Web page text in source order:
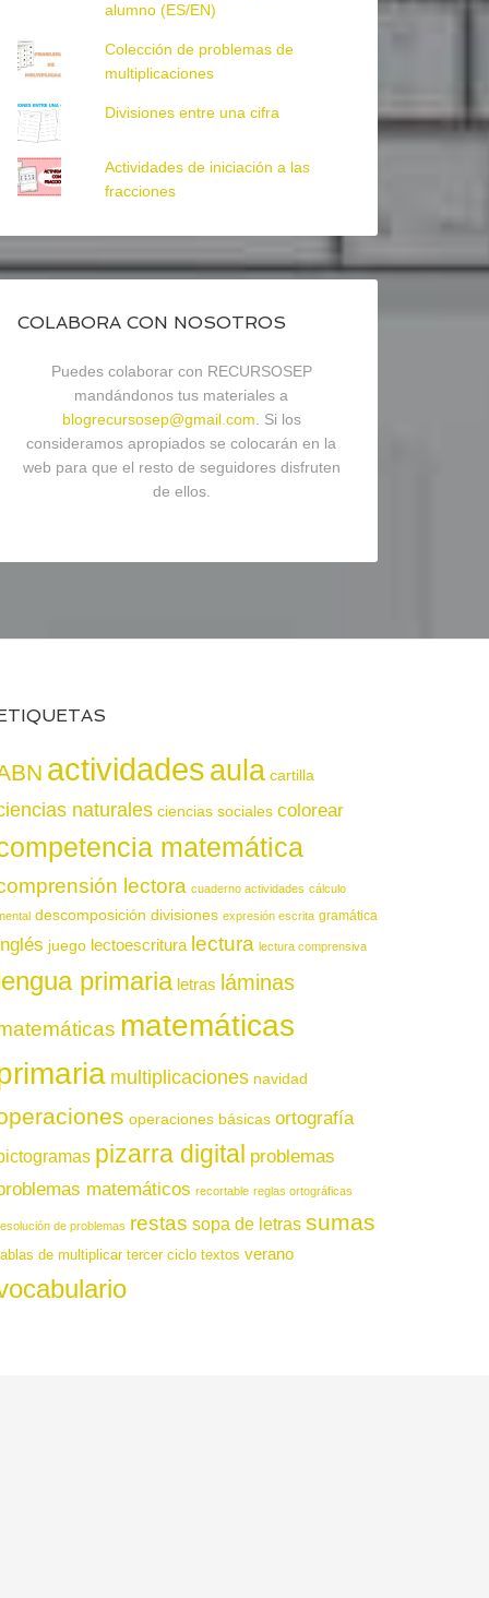
alumno (ES/EN)
Colección de problemas de
multiplicaciones
Divisiones entre una cifra
Actividades de iniciación a las
fracciones
COLABORA CON NOSOTROS
Puedes colaborar con RECURSOSEP
mandándonos tus materiales a
blogrecursosep@gmail.com . Si los
consideramos apropiados se colocarán en la
web para que el resto de seguidores disfruten
de ellos.
actividadesaula cartilla
naturales ciencias sociales colorear
matemática
lectora cuaderno actividades cálculo
descomposición divisiones expresión escrita gramática
juego lectoescritura lectura lectura comprensiva
primaria letras láminas
matemáticas
multiplicaciones navidad
operaciones básicas ortografía
pizarra digital problemas
matemáticos recortable reglas ortográficas
de problemas restas sopa de letras sumas
de multiplicar tercer ciclo textos verano